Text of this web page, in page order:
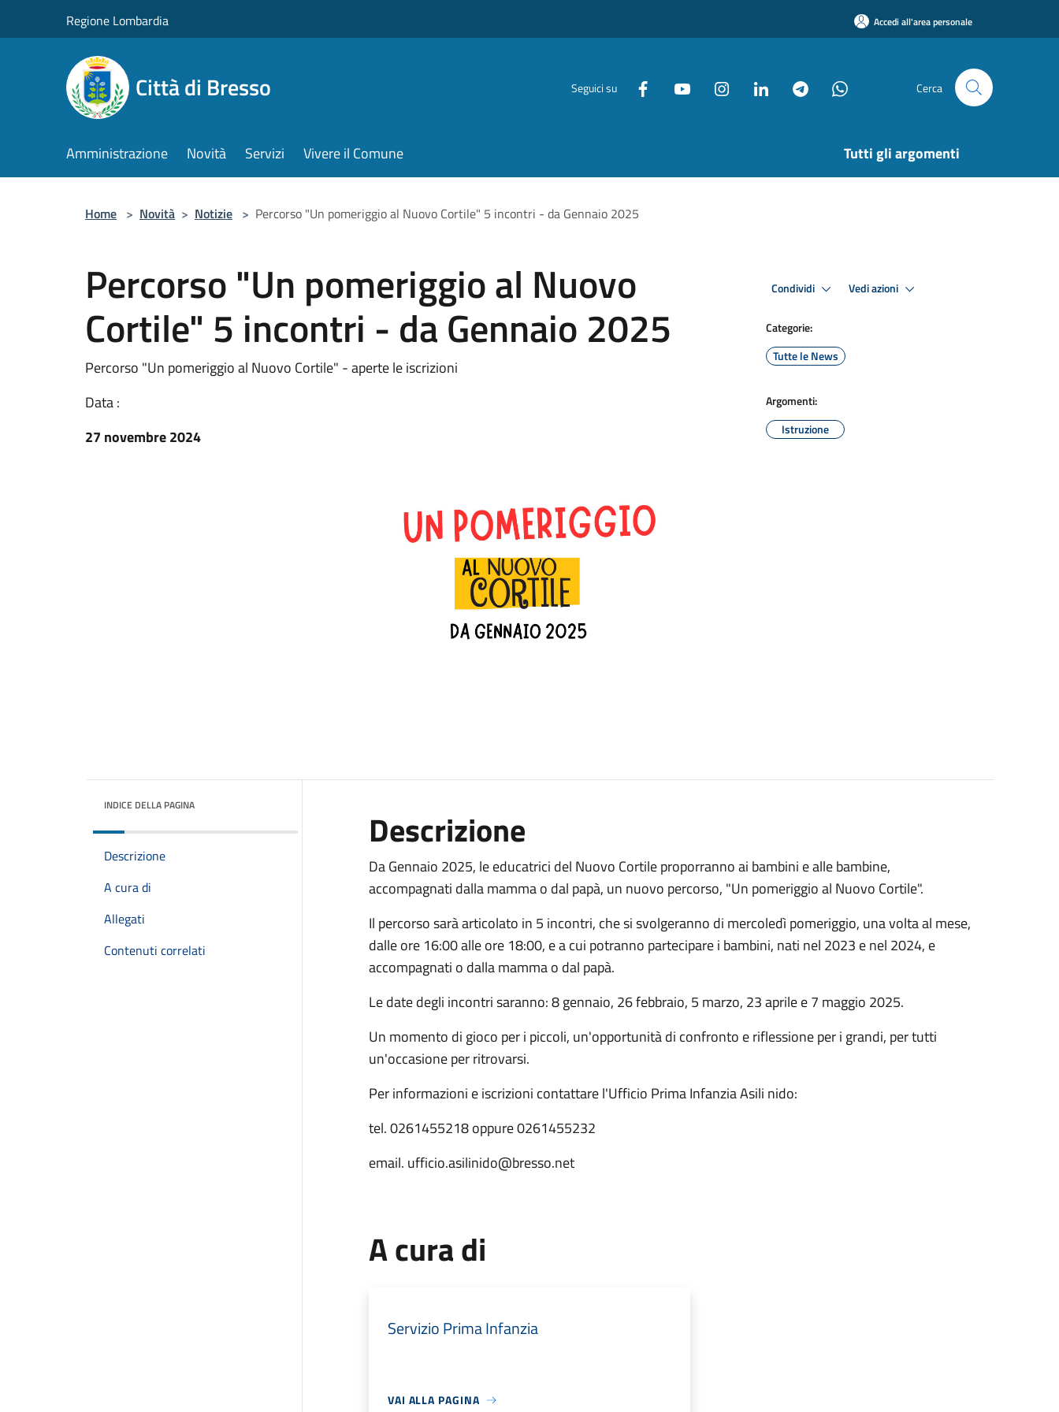
Regione Lombardia Accedi all'area personale
Città di Bresso Seguici su Cerca
Amministrazione Novità Servizi Vivere il Comune Tutti gli argomenti
Home > Novità > Notizie > Percorso "Un pomeriggio al Nuovo Cortile" 5 incontri - da Gennaio 2025
Percorso "Un pomeriggio al Nuovo
Cortile" 5 incontri - da Gennaio 2025
Percorso "Un pomeriggio al Nuovo Cortile" - aperte le iscrizioni
Data :
27 novembre 2024
Condividi Vedi azioni
Categorie:
Tutte le News
Argomenti:
Istruzione
INDICE DELLA PAGINA
Descrizione
A cura di
Allegati
Contenuti correlati
Descrizione
Da Gennaio 2025, le educatrici del Nuovo Cortile proporranno ai bambini e alle bambine,
accompagnati dalla mamma o dal papà, un nuovo percorso, "Un pomeriggio al Nuovo Cortile".
Il percorso sarà articolato in 5 incontri, che si svolgeranno di mercoledì pomeriggio, una volta al mese,
dalle ore 16:00 alle ore 18:00, e a cui potranno partecipare i bambini, nati nel 2023 e nel 2024, e
accompagnati o dalla mamma o dal papà.
Le date degli incontri saranno: 8 gennaio, 26 febbraio, 5 marzo, 23 aprile e 7 maggio 2025.
Un momento di gioco per i piccoli, un'opportunità di confronto e riflessione per i grandi, per tutti
un'occasione per ritrovarsi.
Per informazioni e iscrizioni contattare l'Ufficio Prima Infanzia Asili nido:
tel. 0261455218 oppure 0261455232
email. ufficio.asilinido@bresso.net
A cura di
Servizio Prima Infanzia
VAI ALLA PAGINA